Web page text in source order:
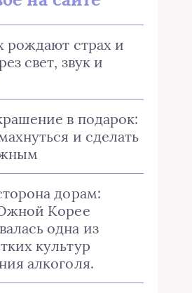
рождают страх и
свет, звук и
в подарок:
и сделать
дорам:
Корее
одна из
культур
алкоголя.